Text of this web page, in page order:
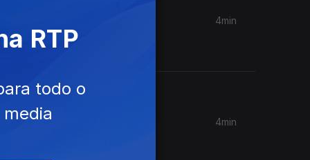
da
4min
risco
4min
RTP
todo o